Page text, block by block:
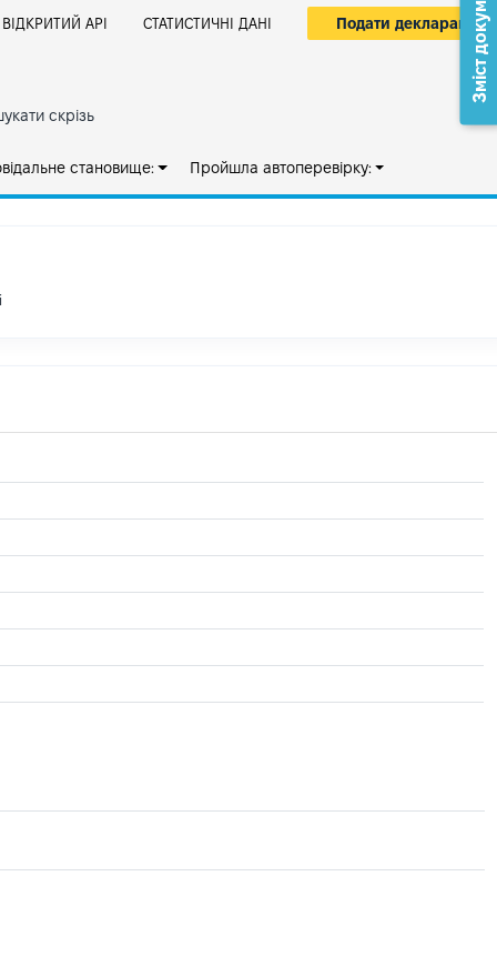
ВІДКРИТИЙ АРІ СТАТИСТИЧНІ ДАНІ Подати декларацію
скрізь
становище: Пройшла автоперевірку:
Зміст документа